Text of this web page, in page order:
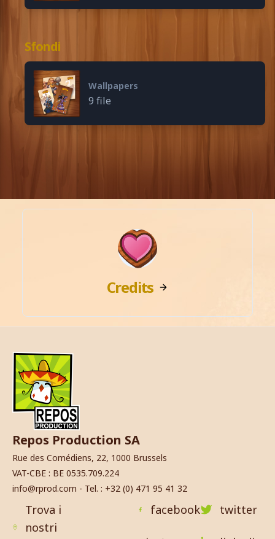
Sfondi
Wallpapers
9 file
Credits
Repos Production SA
Rue des Comédiens, 22, 1000 Brussels
VAT-CBE : BE 0535.709.224
info@rprod.com - Tel. : +32 (0) 471 95 41 32
Trova i
nostri
facebook twitter